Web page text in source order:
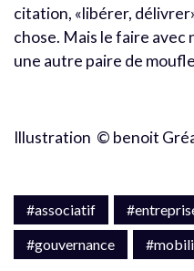
citation, «libérer,
chose. Mais le faire avec
une autre paire de
Illustration © benoit
#associatif
#gouvernance